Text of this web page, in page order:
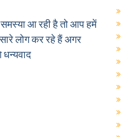
आ रही है तो आप हमें
लोग कर रहे हैं अगर